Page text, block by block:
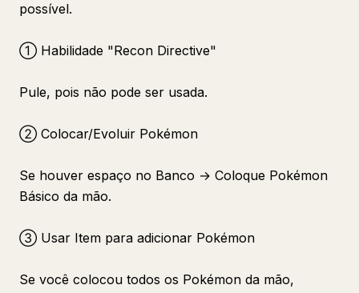
possível.
① Habilidade "Recon Directive"
Pule, pois não pode ser usada.
② Colocar/Evoluir Pokémon
Se houver espaço no Banco → Coloque Pokémon
Básico da mão.
③ Usar Item para adicionar Pokémon
Se você colocou todos os Pokémon da mão,